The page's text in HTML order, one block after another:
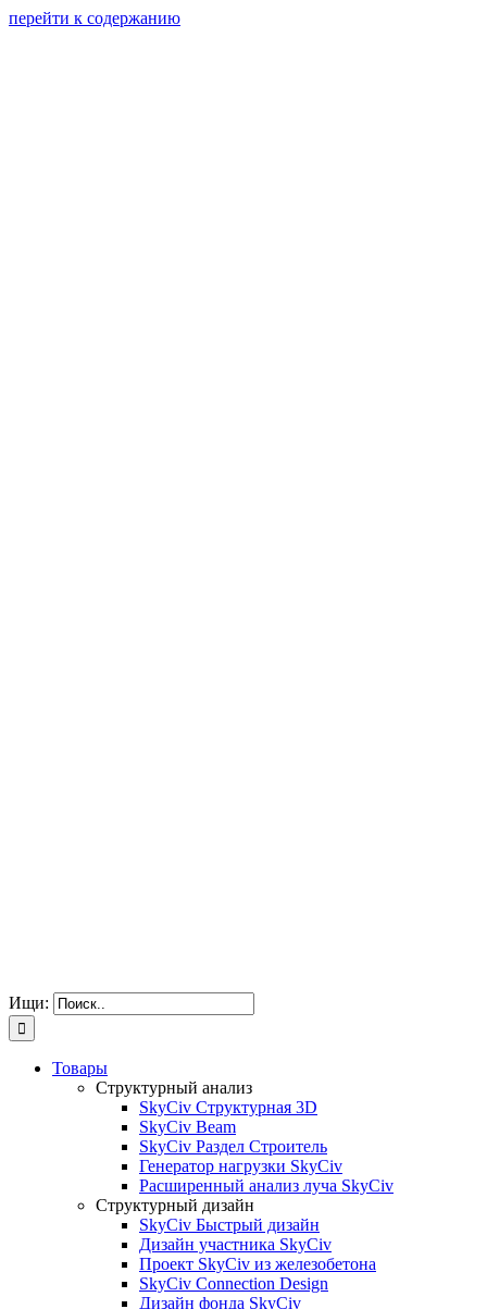
перейти к содержанию
Ищи:
Товары
Структурный анализ
SkyCiv Структурная 3D
SkyCiv Beam
SkyCiv Раздел Строитель
Генератор нагрузки SkyCiv
Расширенный анализ луча SkyCiv
Структурный дизайн
SkyCiv Быстрый дизайн
Дизайн участника SkyCiv
Проект SkyCiv из железобетона
SkyCiv Connection Design
Дизайн фонда SkyCiv